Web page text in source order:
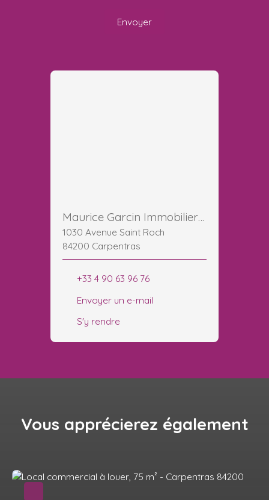
Envoyer
Maurice Garcin Immobilier Carpentras GESTION LOCATION SYNDIC
1030 Avenue Saint Roch
84200 Carpentras
+33 4 90 63 96 76
Envoyer un e-mail
S'y rendre
Vous apprécierez également